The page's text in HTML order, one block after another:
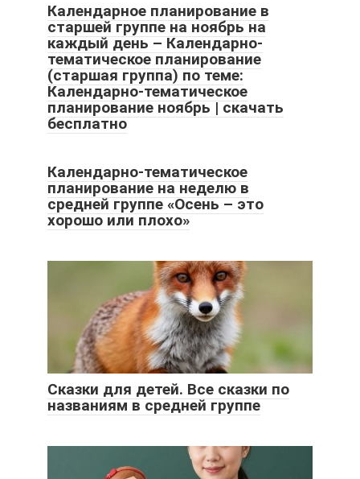
Календарное планирование в
старшей группе на ноябрь на
каждый день – Календарно-
тематическое планирование
(старшая группа) по теме:
Календарно-тематическое
планирование ноябрь | скачать
бесплатно
Календарно-тематическое
планирование на неделю в
средней группе «Осень – это
хорошо или плохо»
Сказки для детей. Все сказки по
названиям в средней группе